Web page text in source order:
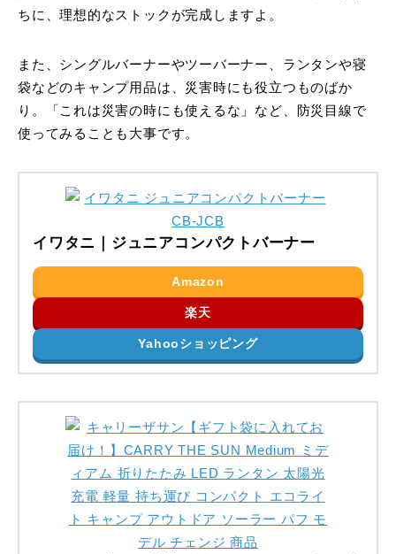
ちに、理想的なストックが完成しますよ。
また、シングルバーナーやツーバーナー、ランタンや寝
袋などのキャンプ用品は、災害時にも役立つものばか
り。「これは災害の時にも使えるな」など、防災目線で
使ってみることも大事です。
イワタニ｜ジュニアコンパクトバーナー
Amazon
楽天
Yahooショッピング